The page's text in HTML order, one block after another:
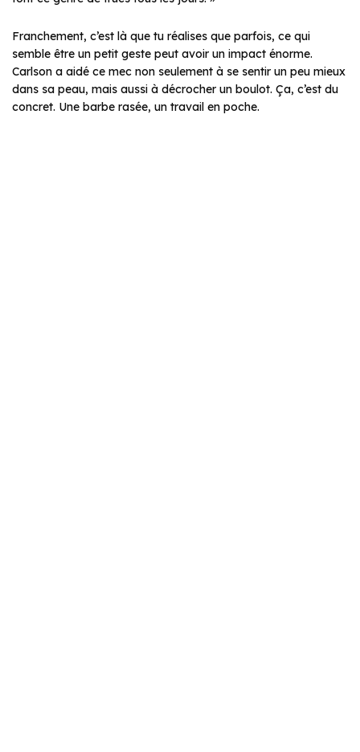
Franchement, c’est là que tu réalises que parfois, ce qui
semble être un petit geste peut avoir un impact énorme.
Carlson a aidé ce mec non seulement à se sentir un peu mieux
dans sa peau, mais aussi à décrocher un boulot. Ça, c’est du
concret. Une barbe rasée, un travail en poche.